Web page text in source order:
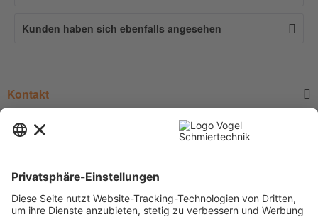
Kunden haben sich ebenfalls angesehen
Kontakt
Service
Newsletter